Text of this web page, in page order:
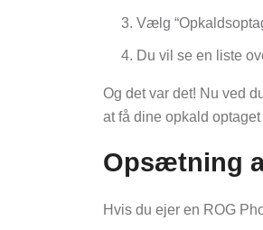
Vælg
Du vil se en liste
Og det var det! Nu ved
at få dine opkald
Opsætning
Hvis du ejer en ROG